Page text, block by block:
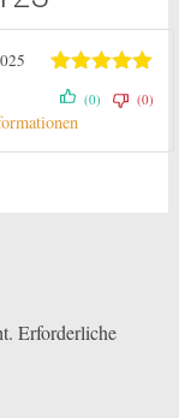
Bewertet mit
von 5
(0) (0)
Erforderliche